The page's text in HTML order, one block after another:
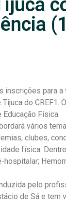
inscrições para a
Tijuca do
Física.
vários
clubes,
física.
hospitalar;
pelo
de Sá e tem